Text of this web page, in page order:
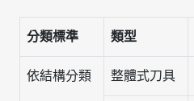
分類標準 類型
依結構分類 整體式刀具